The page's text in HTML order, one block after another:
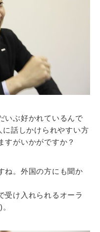
ぶ好かれているんで
話しかけられやすい方
すがいかがですか？
。外国の方にも聞か
受け入れられるオーラ